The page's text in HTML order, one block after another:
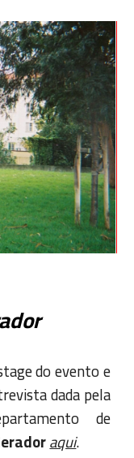
do evento e
dada pela
de
aqui.